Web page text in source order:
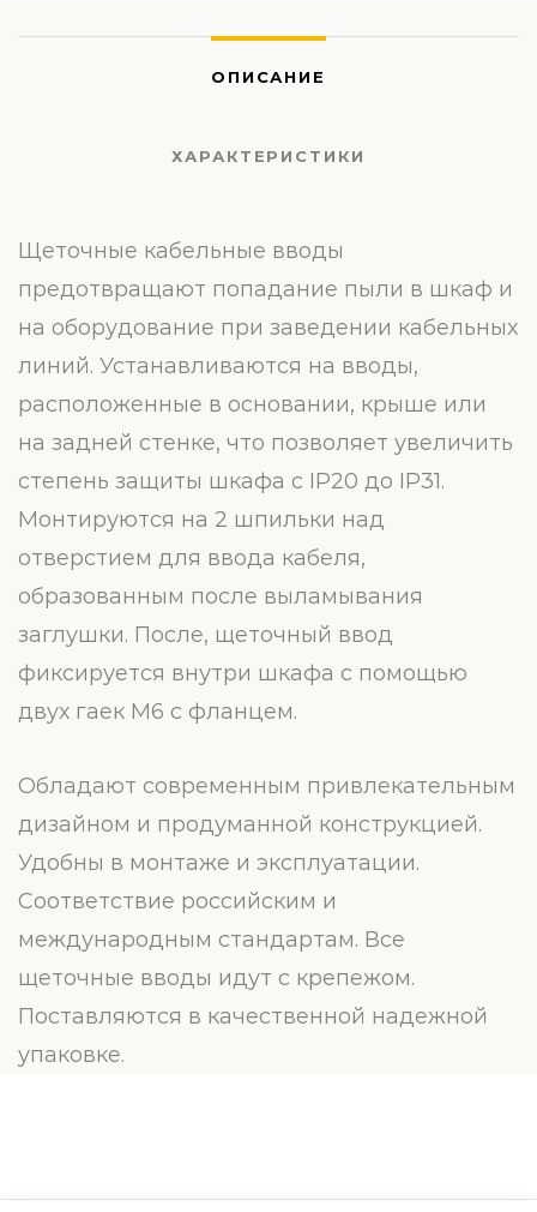
ОПИСАНИЕ
ХАРАКТЕРИСТИКИ
Щеточные кабельные вводы
предотвращают попадание пыли в шкаф и
на оборудование при заведении кабельных
линий. Устанавливаются на вводы,
расположенные в основании, крыше или
на задней стенке, что позволяет увеличить
степень защиты шкафа с IP20 до IP31.
Монтируются на 2 шпильки над
отверстием для ввода кабеля,
образованным после выламывания
заглушки. После, щеточный ввод
фиксируется внутри шкафа с помощью
двух гаек М6 с фланцем.
Обладают современным привлекательным
дизайном и продуманной конструкцией.
Удобны в монтаже и эксплуатации.
Соответствие российским и
международным стандартам. Все
щеточные вводы идут с крепежом.
Поставляются в качественной надежной
упаковке.